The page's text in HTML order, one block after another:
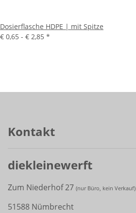
Dosierflasche HDPE | mit Spitze
€ 0,65 - € 2,85 *
Kontakt
diekleinewerft
Zum Niederhof 27 (nur Büro, kein Verkauf)
51588 Nümbrecht